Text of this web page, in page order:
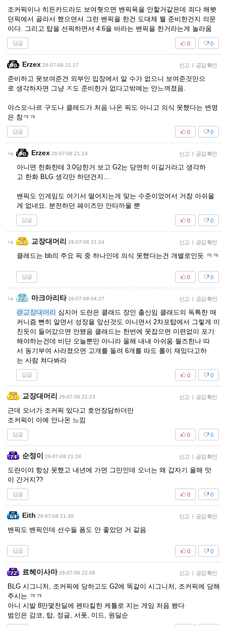
조커픽이나 히든카드라도 보여줫으면 밴픽욕을 안할거같은데 죄다 해봣
던픽에서 골라서 했으면서 그런 밴픽을 한건 도대체 뭘 준비한건지 의문
이다. 그리고 탑을 선픽하면서 4:6을 바라는 밴픽을 한거라는게 놀라움
답글 0
0
Erzex 26-07-08 21:17 신고 공감 확인
준비하고 못보여준건 외부인 입장에서 알 수가 없으니 보여준것만으
로 생각하자면 그냥 ㅈ도 준비한거 없다고밖에는 안느껴졌음.
야스오-나르 구도나 클레드가 처음 나온 픽도 아니고 의식 못했다는 변명
은 참ㅋㅋ
답글 0
0
Erzex 26-07-08 21:19 신고 공감 확인
아니면 한화한테 3:0당한거 보고 G2는 당연히 이길거라고 생각하
고 한화 BLG 생각만 하던건지...
밴픽도 인게임도 여기서 떨어지는게 맞는 수준이었어서 거참 아쉬울
게 없네요. 분전하던 페이즈만 안타까울 뿐
답글 0
0
교장대머리 26-07-08 21:24 신고 공감 확인
클레드는 bb의 주요 픽 중 하나인데 의식 못했다는건 개별로인듯 ㅋㅋ
답글 0
0
마크아리타 26-07-09 04:27 신고 공감 확인
@교장대머리 심지어 도란은 클래드 장인 출신임 클래드의 독특한 매
커니즘 뻔히 알면서 성장을 앞선것도 아니면서 2차포탑에서 그렇게 미
친듯이 들어갔으면 안됐음 클래드는 한번에 못잡으면 미련없이 포기
해야하는건데 비단 오늘뿐만 아니라 올해 내내 아쉬움 월즈한나 따
서 동기부여 사라졌으면 고개를 돌려 6개를 따도 롤이 재밌다고하
는 사람 쳐다봐라
답글 0
0
교장대머리 26-07-08 21:23 신고 공감 확인
근데 오너가 조커픽 있다고 호언장담하더만
조커픽이 아예 안나온 느낌
답글 0
0
순정이 26-07-08 21:24 신고 공감 확인
도란이야 항상 못했고 내년에 가면 그만인데 오너는 왜 갑자기 올해 맛
이 간거지??
답글 0
0
Eith 26-07-08 21:30 신고 공감 확인
밴픽도 밴픽인데 선수들 폼도 안 좋았던 거 같음
답글 0
0
료헤이사마 26-07-08 22:08 신고 공감 확인
BLG 시그니처, 조커픽에 당하고도 G2에 똑같이 시그니처, 조커픽에 당해
주시는 ㅋㅋ
아니 시발 8만몇천딜에 펜타킬한 케틀로 지는 게임 처음 봤다
범인은 감코, 탑, 정글, 서폿, 미드, 원딜순